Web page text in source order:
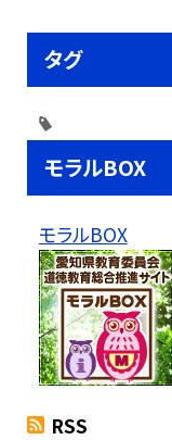
タグ
モラルBOX
モラルBOX
RSS